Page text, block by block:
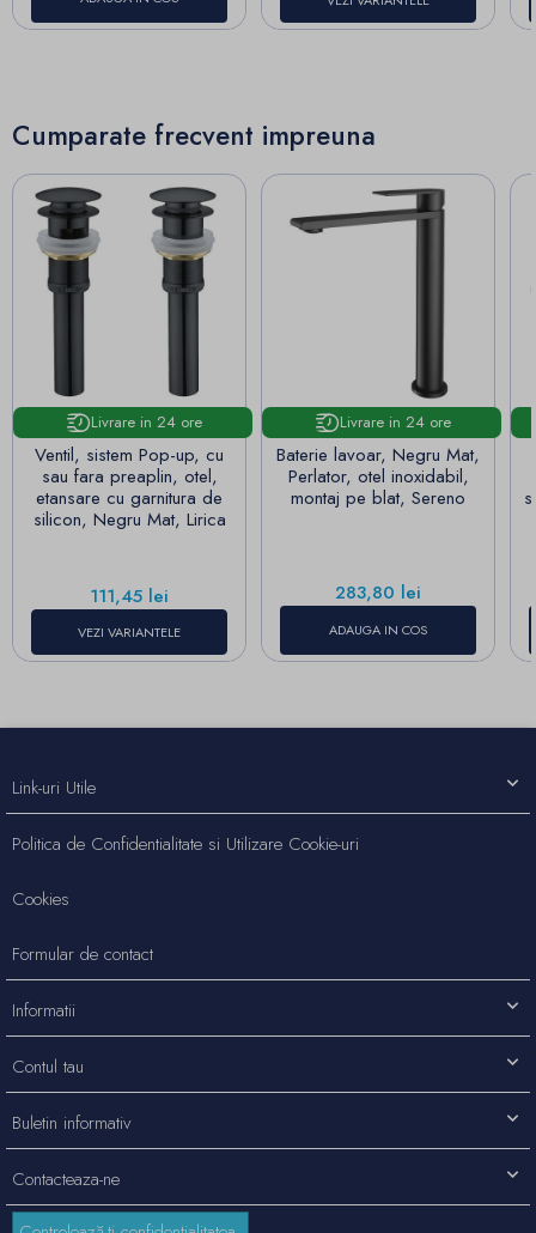
Cumparate frecvent impreuna
Livrare in 24 ore
Ventil, sistem Pop-up, cu
sau fara preaplin, otel,
etansare cu garnitura de
silicon, Negru Mat, Lirica
Pret
111,45 lei
VEZI VARIANTELE
Livrare in 24 ore
Baterie lavoar, Negru Mat,
Perlator, otel inoxidabil,
montaj pe blat, Sereno
Pret
283,80 lei
ADAUGA IN COS
Contacteaza-ne
Link-uri Utile
Politica de Confidentialitate si Utilizare Cookie-uri
Cookies
Formular de contact
Informatii
Contul tau
Buletin informativ